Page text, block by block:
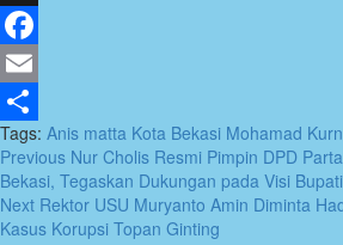
X
Facebook
Email
Share
Tags: Anis matta Kota Bekasi Mohamad
Post
navigation
Previous Nur Cholis Resmi Pimpin DPD
Bekasi, Tegaskan Dukungan pada Visi
Next Rektor USU Muryanto Amin Diminta
Kasus Korupsi Topan Ginting